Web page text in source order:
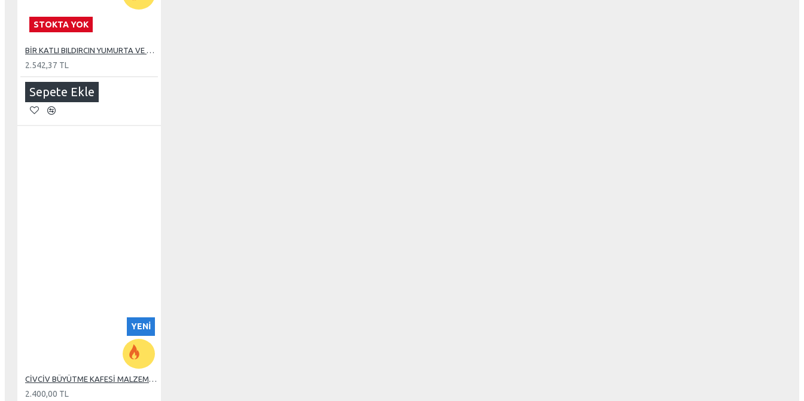
STOKTA YOK
2.542,37 TL
Sepete Ekle
YENI
2.400,00 TL